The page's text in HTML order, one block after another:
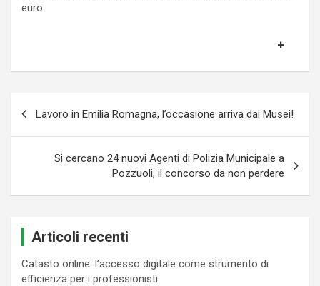
euro.
Lavoro in Emilia Romagna, l’occasione arriva dai Musei!
Si cercano 24 nuovi Agenti di Polizia Municipale a
Pozzuoli, il concorso da non perdere
Articoli recenti
Catasto online: l’accesso digitale come strumento di
efficienza per i professionisti